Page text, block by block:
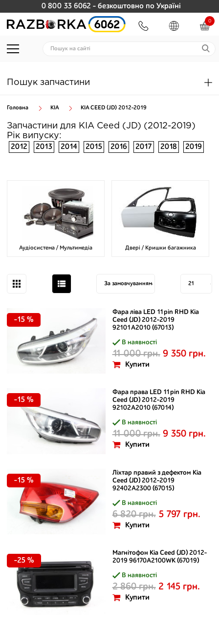
0 800 33 6062 - безкоштовно по Україні
0
Пошук запчастини
Головна KIA KIA CEED (JD) 2012-2019
Запчастини для KIA Ceed (JD) (2012-2019)
Рік випуску:
2012
2013 2014 2015 2016 2017 2018 2019
Аудіосистема / Мультимедіа Двері / Кришки багажника
Фара ліва LED 11pin RHD Kia
Ceed (JD) 2012-2019
92101A2010 (67013)
В наявності
11 000 грн. 9 350 грн.
Купити
-15 %
Фара права LED 11pin RHD Kia
Ceed (JD) 2012-2019
92102A2010 (67014)
В наявності
11 000 грн. 9 350 грн.
Купити
-15 %
Ліхтар правий з дефектом Kia
Ceed (JD) 2012-2019
92402A2300 (67015)
В наявності
6 820 грн. 5 797 грн.
Купити
-15 %
Магнітофон Kia Ceed (JD) 2012-
2019 96170A2100WK (67019)
В наявності
2 860 грн. 2 145 грн.
Купити
-25 %